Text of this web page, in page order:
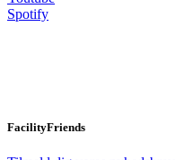
Spotify
FacilityFriends